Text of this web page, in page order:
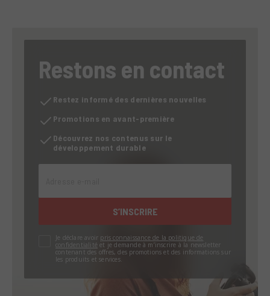
Restons en contact
Restez informé des dernières nouvelles
Promotions en avant-première
Découvrez nos contenus sur le
développement durable
S’INSCRIRE
Je déclare avoir pris connaissance de la politique de
confidentialité et je demande à m’inscrire à la newsletter
contenant des offres, des promotions et des informations sur
les produits et services.